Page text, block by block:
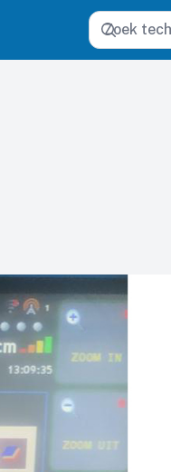
Zoeken